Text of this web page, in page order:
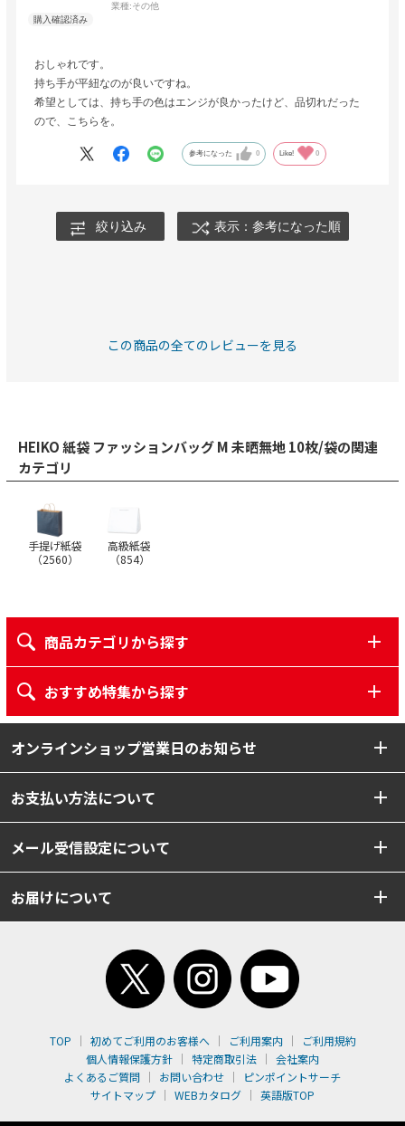
業種:その他
おしゃれです。
持ち手が平紐なのが良いですね。
希望としては、持ち手の色はエンジが良かったけど、品切れだった
ので、こちらを。
参考になった 0 Like! 0
絞り込み 表示：参考になった順
この商品の全てのレビューを見る
HEIKO 紙袋 ファッションバッグ M 未晒無地 10枚/袋の関連
カテゴリ
手提げ紙袋
（2560）
高級紙袋
（854）
商品カテゴリから探す
おすすめ特集から探す
オンラインショップ営業日のお知らせ
お支払い方法について
メール受信設定について
お届けについて
TOP 初めてご利用のお客様へ ご利用案内
ご利用規約
個人情報保護方針
特定商取引法
会社案内
よくあるご質問
お問い合わせ
ピンポイントサーチ
サイトマップ
WEBカタログ 英語版TOP